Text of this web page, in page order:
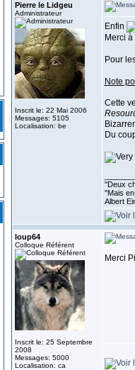
Pierre le Lidgeu
Administrateur
Inscrit le: 22 Mai 2006
Messages: 5105
Localisation: be
Enfin
Merci
Pour
Note
Cette
Du
''Deux
"Mais
Albert
loup64
Colloque Référent
Inscrit le: 25 Septembre
2008
Messages: 5000
Localisation: ca
Merci